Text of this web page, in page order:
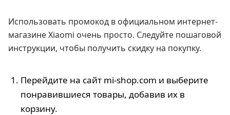
Использовать промокод в официальном интернет-
магазине Xiaomi очень просто. Следуйте пошаговой
инструкции, чтобы получить скидку на покупку.
Перейдите на сайт mi-shop.com и выберите
понравившиеся товары, добавив их в
корзину.